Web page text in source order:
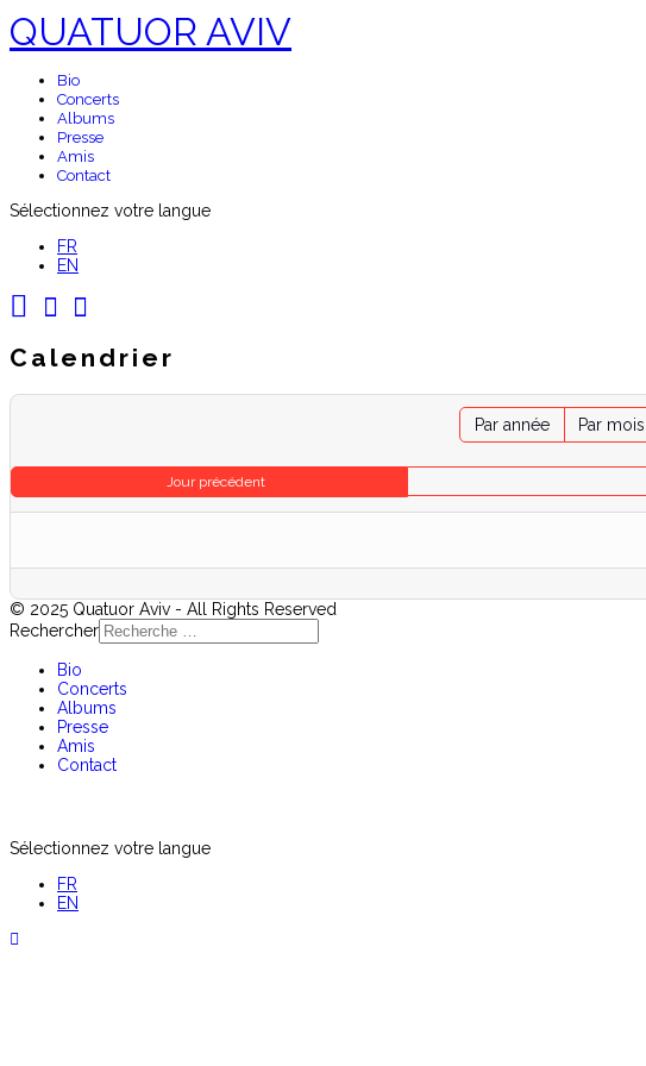
QUATUOR AVIV
Bio
Concerts
Albums
Presse
Amis
Contact
Sélectionnez votre langue
FR
EN
Calendrier
Par année Par mois
Jour précédent
© 2025 Quatuor Aviv - All Rights Reserved
Rechercher
Bio
Concerts
Albums
Presse
Amis
Contact
Sélectionnez votre langue
FR
EN